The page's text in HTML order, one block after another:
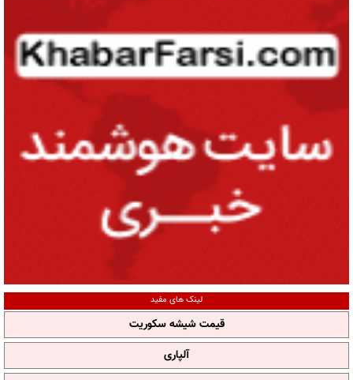
لینک های مفید
قیمت شیشه سکوریت
آلپاری